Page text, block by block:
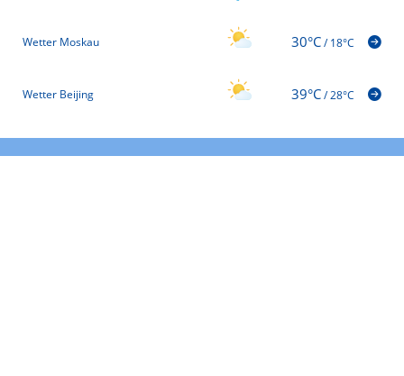
Wetter Moskau 30°C/18°C
Wetter Beijing 39°C/28°C